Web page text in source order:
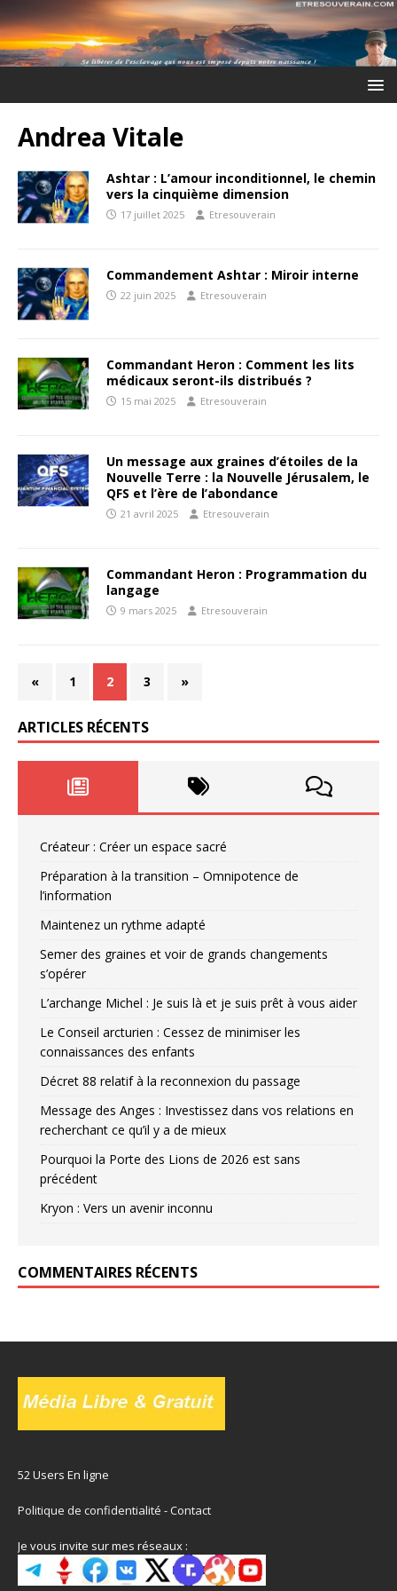
Andrea Vitale
Ashtar : L’amour inconditionnel, le chemin
vers la cinquième dimension
17 juillet 2025 Etresouverain
Commandement Ashtar : Miroir interne
22 juin 2025 Etresouverain
Commandant Heron : Comment les lits
médicaux seront-ils distribués ?
15 mai 2025 Etresouverain
Un message aux graines d’étoiles de la
Nouvelle Terre : la Nouvelle Jérusalem, le
QFS et l’ère de l’abondance
21 avril 2025 Etresouverain
Commandant Heron : Programmation du
langage
9 mars 2025 Etresouverain
« 1 2 3 »
ARTICLES RÉCENTS
Créateur : Créer un espace sacré
Préparation à la transition – Omnipotence de
l’information
Maintenez un rythme adapté
Semer des graines et voir de grands changements
s’opérer
L’archange Michel : Je suis là et je suis prêt à vous aider
Le Conseil arcturien : Cessez de minimiser les
connaissances des enfants
Décret 88 relatif à la reconnexion du passage
Message des Anges : Investissez dans vos relations en
recherchant ce qu’il y a de mieux
Pourquoi la Porte des Lions de 2026 est sans
précédent
Kryon : Vers un avenir inconnu
COMMENTAIRES RÉCENTS
52 Users En ligne
Politique de confidentialité -Contact
Je vous invite sur mes réseaux :